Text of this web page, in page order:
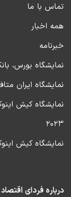
تماس با ما
همه اخبار
خبرنامه
نمایشگاه بورس،
نمایشگاه ایران متافو
نمایشگاه کیش
۲۰۲۳
نمایشگاه کیش اینوکس
درباره فردای اقتصاد